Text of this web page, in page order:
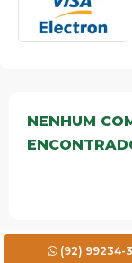
NENHUM
(92) 99234-